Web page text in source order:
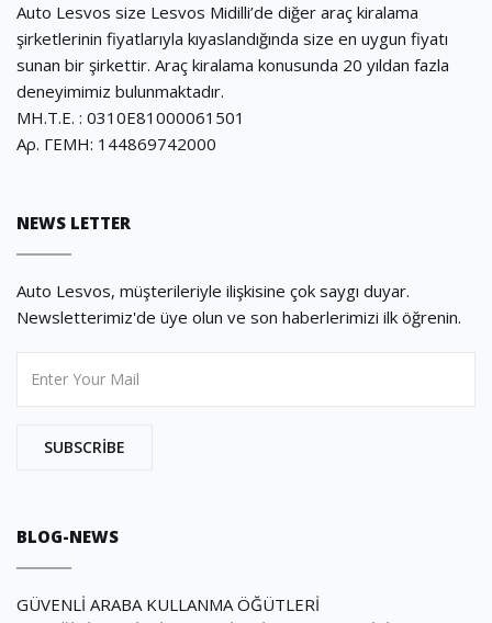
Auto Lesvos size Lesvos Midilli’de diğer araç kiralama
şirketlerinin fiyatlarıyla kıyaslandığında size en uygun fiyatı
sunan bir şirkettir. Araç kiralama konusunda 20 yıldan fazla
deneyimimiz bulunmaktadır.
ΜΗ.Τ.Ε. : 0310E81000061501
Αρ. ΓΕΜΗ: 144869742000
NEWS LETTER
Auto Lesvos, müşterileriyle ilişkisine çok saygı duyar.
Newsletterimiz'de üye olun ve son haberlerimizi ilk öğrenin.
BLOG-NEWS
GÜVENLİ ARABA KULLANMA ÖĞÜTLERİ